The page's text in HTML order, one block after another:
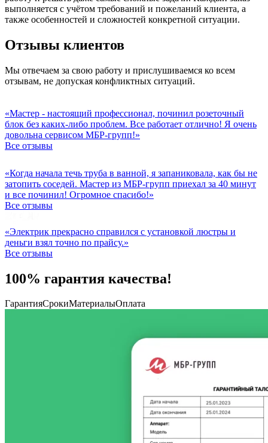
выполняется с учётом требований и пожеланий клиента, а
также особенностей и сложностей конкретной ситуации.
Отзывы клиентов
Мы отвечаем за свою работу и прислушиваемся ко всем
отзывам, не допуская конфликтных ситуаций.
«Мастер - настоящий профессионал, починил розеточный
блок без каких-либо проблем. Все работает отлично! Я очень
довольна сервисом МБР-групп!»
Все отзывы
«Когда начала течь труба в ванной, я запаниковала, как бы не
затопить соседей. Мастер из МБР-групп приехал за 40 минут
и все починил! Огромное спасибо!»
Все отзывы
«Электрик прекрасно справился с установкой люстры и
деньги взял точно по прайсу.»
Все отзывы
100% гарантия качества!
ГарантияСрокиМатериалыОплата